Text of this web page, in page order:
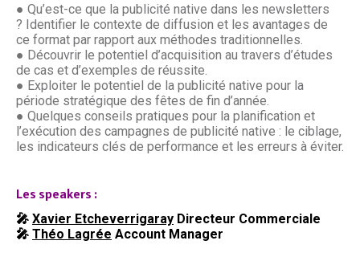
● Qu’est-ce que la publicité native dans les newsletters
? Identifier le contexte de diffusion et les avantages de
ce format par rapport aux méthodes traditionnelles.
● Découvrir le potentiel d’acquisition au travers d’études
de cas et d’exemples de réussite.
● Exploiter le potentiel de la publicité native pour la
période stratégique des fêtes de fin d’année.
● Quelques conseils pratiques pour la planification et
l’exécution des campagnes de publicité native : le ciblage,
les indicateurs clés de performance et les erreurs à éviter.
Les speakers :
🎤 Xavier Etcheverrigaray Directeur Commerciale
🎤 Théo Lagrée Account Manager